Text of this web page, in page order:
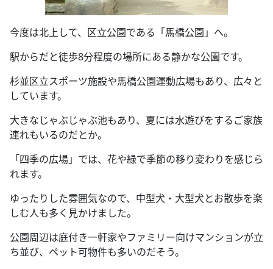
今度は北上して、区立公園である「馬橋公園」へ。
駅からだと徒歩8分程度の場所にある静かな公園です。
杉並区立スポーツ施設や馬橋公園運動広場もあり、広々と
しています。
大きなじゃぶじゃぶ池もあり、夏には水遊びをするご家族
連れもいるのだとか。
「四季の広場」では、花や緑で季節の移り変わりを感じら
れます。
ゆったりした雰囲気なので、中型犬・大型犬とお散歩を楽
しむ人も多く見かけました。
公園周辺は庭付き一軒家やファミリー向けマンションが立
ち並び、ペット可物件も多いのだそう。